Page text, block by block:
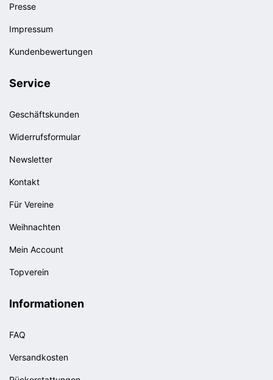
Presse
Impressum
Kundenbewertungen
Service
Geschäftskunden
Widerrufsformular
Newsletter
Kontakt
Für Vereine
Weihnachten
Mein Account
Topverein
Informationen
FAQ
Versandkosten